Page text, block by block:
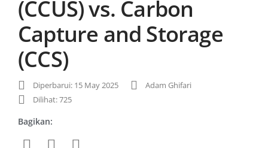
(CCUS) vs. Carbon
Capture and Storage
(CCS)
Diperbarui: 15 May 2025
Adam Ghifari
Dilihat: 725
Bagikan: